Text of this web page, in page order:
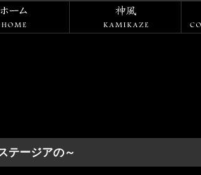
テージアの～